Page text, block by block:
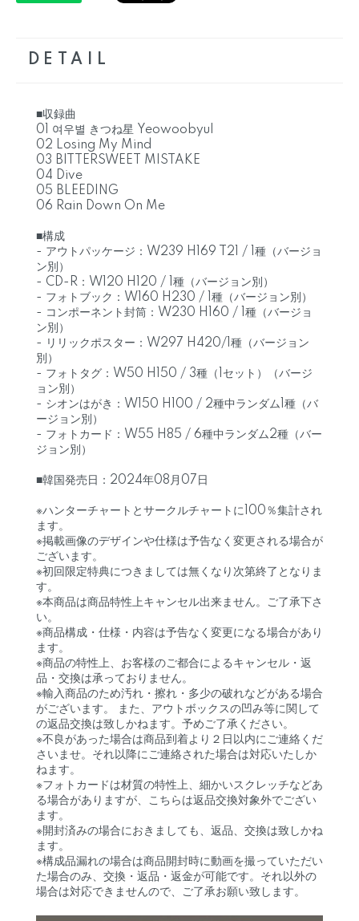
DETAIL
■収録曲
01 여우별 きつね星 Yeowoobyul
02 Losing My Mind
03 BITTERSWEET MISTAKE
04 Dive
05 BLEEDING
06 Rain Down On Me
■構成
- アウトパッケージ：W239 H169 T21 / 1種（バージョ
ン別）
- CD-R：W120 H120 / 1種（バージョン別）
- フォトブック：W160 H230 / 1種（バージョン別）
- コンポーネント封筒：W230 H160 / 1種（バージョ
ン別）
- リリックポスター：W297 H420/1種（バージョン
別）
- フォトタグ：W50 H150 / 3種（1セット）（バージ
ョン別）
- シオンはがき：W150 H100 / 2種中ランダム1種（バ
ージョン別）
- フォトカード：W55 H85 / 6種中ランダム2種（バー
ジョン別）
■韓国発売日：2024年08月07日
※ハンターチャートとサークルチャートに100％集計され
ます。
※掲載画像のデザインや仕様は予告なく変更される場合が
ございます。
※初回限定特典につきましては無くなり次第終了となりま
す。
※本商品は商品特性上キャンセル出来ません。ご了承下さ
い。
※商品構成・仕様・内容は予告なく変更になる場合があり
ます。
※商品の特性上、お客様のご都合によるキャンセル・返
品・交換は承っておりません。
※輸入商品のため汚れ・擦れ・多少の破れなどがある場合
がございます。 また、アウトボックスの凹み等に関して
の返品交換は致しかねます。予めご了承ください。
※不良があった場合は商品到着より２日以内にご連絡くだ
さいませ。それ以降にご連絡された場合は対応いたしか
ねます。
※フォトカードは材質の特性上、細かいスクレッチなどあ
る場合がありますが、こちらは返品交換対象外でござい
ます。
※開封済みの場合におきましても、返品、交換は致しかね
ます。
※構成品漏れの場合は商品開封時に動画を撮っていただい
た場合のみ、交換・返品・返金が可能です。それ以外の
場合は対応できませんので、ご了承お願い致します。